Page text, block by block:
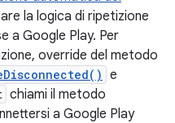
la logica di ripetizione
a Google Play. Per
override del metodo
e
chiami il metodo
a Google Play